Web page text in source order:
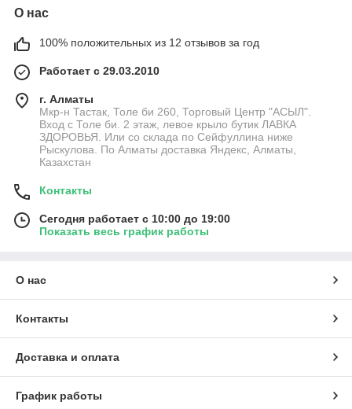
О нас
100% положительных из 12 отзывов за год
Работает с 29.03.2010
г. Алматы
Мкр-н Тастак, Толе би 260, Торговый Центр "АСЫЛ".
Вход с Толе би. 2 этаж, левое крыло бутик ЛАВКА
ЗДОРОВЬЯ. Или со склада по Сейфуллина ниже
Рыскулова. По Алматы доставка Яндекс, Алматы,
Казахстан
Контакты
Сегодня работает с 10:00 до 19:00
Показать весь график работы
О нас
Контакты
Доставка и оплата
График работы